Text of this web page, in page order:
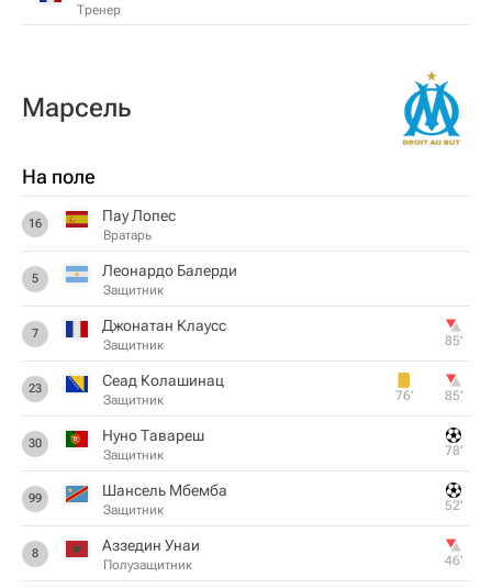
Тренер
Марсель
На поле
16 Пау Лопес
Вратарь
5 Леонардо Балерди
Защитник
7 Джонатан Клаусс
Защитник 85‎’‎
23 Сеад Колашинац
Защитник 76‎’‎ 85‎’‎
30 Нуно Тавареш
Защитник 78‎’‎
99 Шансель Мбемба
Защитник 52‎’‎
8 Аззедин Унаи
Полузащитник 46‎’‎